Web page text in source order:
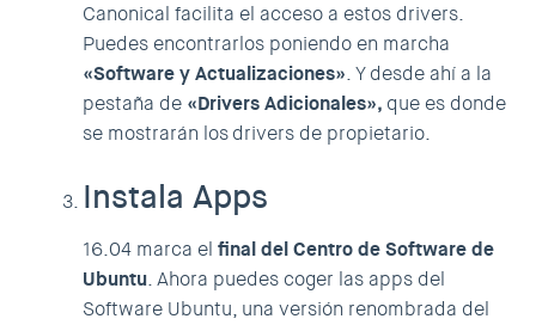
Canonical facilita el acceso a estos drivers.
Puedes encontrarlos poniendo en marcha
«Software y Actualizaciones». Y desde ahí a la
pestaña de «Drivers Adicionales», que es donde
se mostrarán los drivers de propietario.
Instala Apps
16.04 marca el final del Centro de Software de
Ubuntu. Ahora puedes coger las apps del
Software Ubuntu, una versión renombrada del